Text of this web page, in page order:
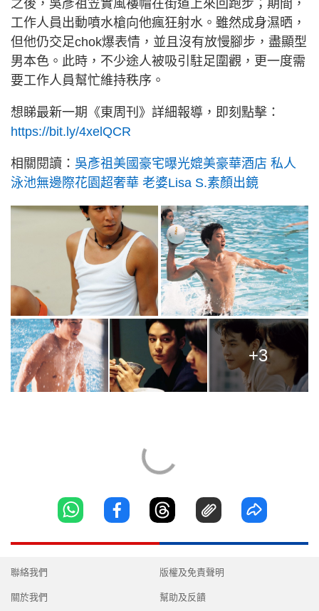
之後，吳彥祖笠實風褸帽在街道上來回跑步；期間，
工作人員出動噴水槍向他瘋狂射水。雖然成身濕晒，
但他仍交足chok爆表情，並且沒有放慢腳步，盡顯型
男本色。此時，不少途人被吸引駐足圍觀，更一度需
要工作人員幫忙維持秩序。
想睇最新一期《東周刊》詳細報導，即刻點擊：
https://bit.ly/4xelQCR
相關閱讀： 吳彥祖美國豪宅曝光媲美豪華酒店 私人
泳池無邊際花園超奢華 老婆Lisa S.素顏出鏡
+3
聯絡我們
關於我們
版權及免責聲明
幫助及反饋